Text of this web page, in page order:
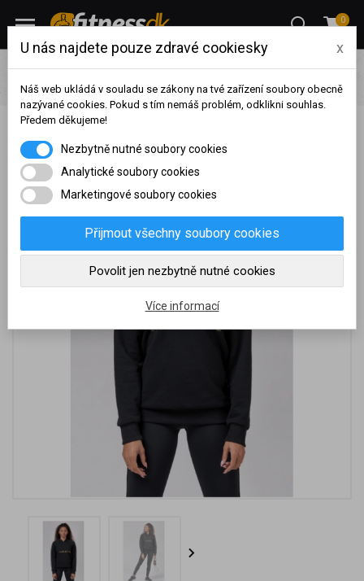
0
Oblečení Dámské fitness oblečení Mikiny
Nebbia
Dlouhá Mikina INTENSE FOCUS 825
Nebbia Dlouhá Mikina INTENSE FOCUS 825
dosaženého obratu za
sledované období, byl váš
účet přeřazen do jiné
skupiny:
U nás najdete pouze zdravé cookiesky x
Náš web ukládá v souladu se zákony na tvé zařízení soubory obecně
nazývané cookies. Pokud s tím nemáš problém, odklikni souhlas.
Předem děkujeme!
Nezbytně nutné soubory cookies
Analytické soubory cookies
Marketingové soubory cookies
Přijmout všechny soubory cookies
Povolit jen nezbytně nutné cookies
Více informací